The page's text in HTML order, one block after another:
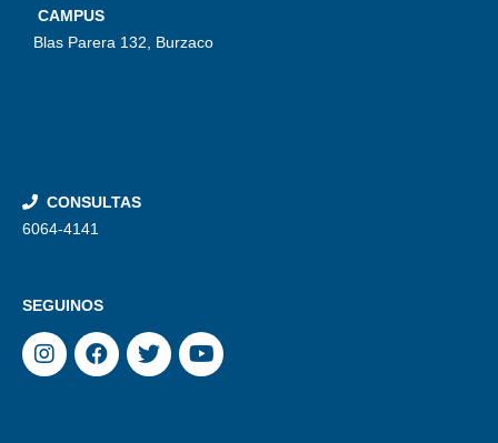
CAMPUS
Blas Parera 132, Burzaco
CONSULTAS
6064-4141
SEGUINOS